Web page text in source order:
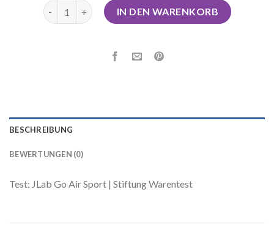
kopfhörer bluetooth sport Menge
IN DEN WARENKORB
BESCHREIBUNG
BEWERTUNGEN (0)
Test: JLab Go Air Sport | Stiftung Warentest